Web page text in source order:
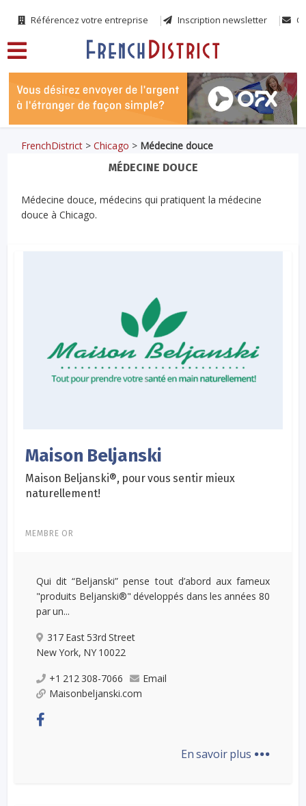
Référencez votre entreprise Inscription newsletter
FrenchDistrict >Chicago > Médecine douce
MÉDECINE DOUCE
Médecine douce, médecins qui pratiquent la médecine
douce à Chicago.
Maison Beljanski
Maison Beljanski®, pour vous sentir mieux
naturellement!
MEMBRE OR
Qui dit “Beljanski” pense tout d’abord aux fameux
"produits Beljanski®" développés dans les années 80
par un...
317 East 53rd Street
New York, NY 10022
+1 212 308-7066
Email
Maisonbeljanski.com
En savoir plus ...